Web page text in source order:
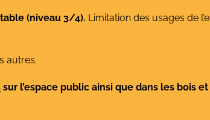
(niveau 3/4). Limitation des usages de
autres.
sur l’espace public ainsi que dans les bois